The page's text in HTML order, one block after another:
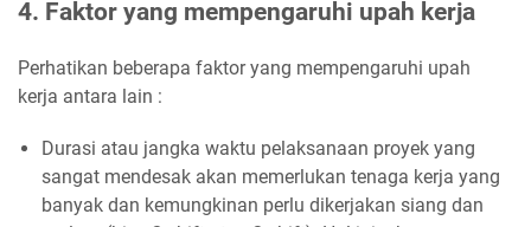
4. Faktor yang mempengaruhi upah kerja
Perhatikan beberapa faktor yang mempengaruhi upah
kerja antara lain :
Durasi atau jangka waktu pelaksanaan proyek yang
sangat mendesak akan memerlukan tenaga kerja yang
banyak dan kemungkinan perlu dikerjakan siang dan